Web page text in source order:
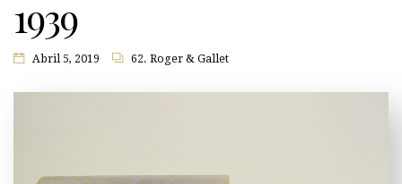
1939
Abril 5, 2019 62. Roger & Gallet